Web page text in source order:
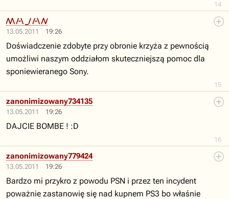
14
13.05.2011 19:26
15
/\/\ /-\ _/ /-\ /\/
Doświadczenie zdobyte przy obronie krzyża z pewnością
umożliwi naszym oddziałom skuteczniejszą pomoc dla
sponiewieranego Sony.
13.05.2011 19:26
16
zanonimizowany734135
DAJCIE BOMBE ! :D
13.05.2011 19:26
zanonimizowany779424
Bardzo mi przykro z powodu PSN i przez ten incydent
poważnie zastanowię się nad kupnem PS3 bo właśnie